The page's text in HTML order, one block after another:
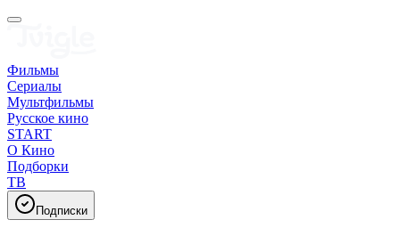
Фильмы
Сериалы
Мультфильмы
Русское кино
START
О Кино
Подборки
ТВ
Подписки